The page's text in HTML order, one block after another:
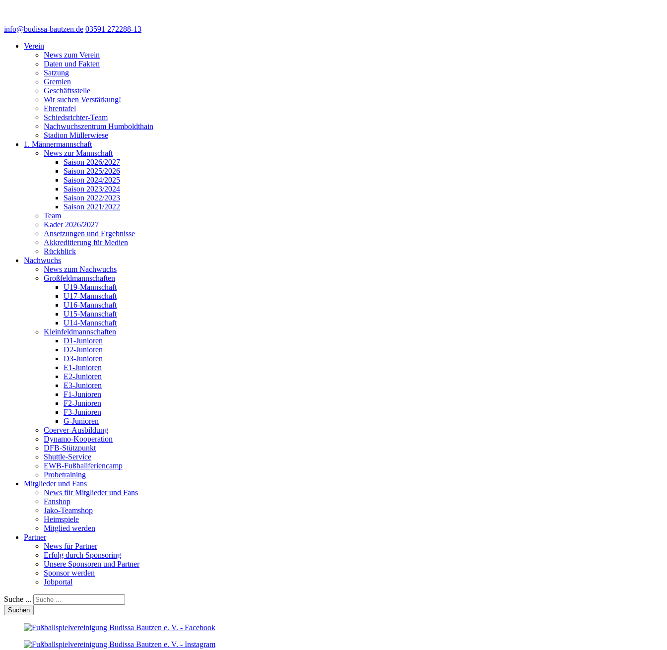
info@budissa-bautzen.de 03591 272288-13
Verein
News zum Verein
Daten und Fakten
Satzung
Gremien
Geschäftsstelle
Wir suchen Verstärkung!
Ehrentafel
Schiedsrichter-Team
Nachwuchszentrum Humboldthain
Stadion Müllerwiese
1. Männermannschaft
News zur Mannschaft
Saison 2026/2027
Saison 2025/2026
Saison 2024/2025
Saison 2023/2024
Saison 2022/2023
Saison 2021/2022
Team
Kader 2026/2027
Ansetzungen und Ergebnisse
Akkreditierung für Medien
Rückblick
Nachwuchs
News zum Nachwuchs
Großfeldmannschaften
U19-Mannschaft
U17-Mannschaft
U16-Mannschaft
U15-Mannschaft
U14-Mannschaft
Kleinfeldmannschaften
D1-Junioren
D2-Junioren
D3-Junioren
E1-Junioren
E2-Junioren
E3-Junioren
F1-Junioren
F2-Junioren
F3-Junioren
G-Junioren
Coerver-Ausbildung
Dynamo-Kooperation
DFB-Stützpunkt
Shuttle-Service
EWB-Fußballferiencamp
Probetraining
Mitglieder und Fans
News für Mitglieder und Fans
Fanshop
Jako-Teamshop
Heimspiele
Mitglied werden
Partner
News für Partner
Erfolg durch Sponsoring
Unsere Sponsoren und Partner
Sponsor werden
Jobportal
Suche ...
Suchen